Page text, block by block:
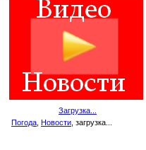
Загрузка...
Погода Новости , загрузка...